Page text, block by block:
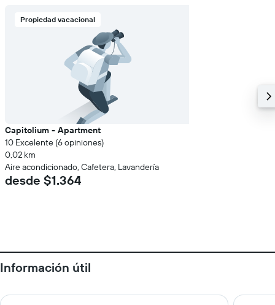
Propiedad vacacional
Capitolium - Apartment
10 Excelente (6 opiniones)
0,02 km
Aire acondicionado, Cafetera, Lavandería
desde $1.364
Información útil